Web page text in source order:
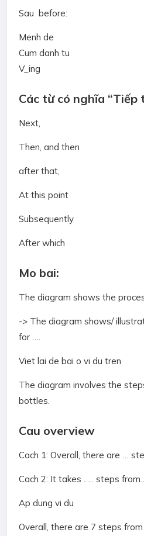
Sau before:
Menh de
Cum danh tu
V_ing
Các từ có nghĩa “Tiếp
Next,
Then, and then
after that,
At this point
Subsequently
After which
Mo bai:
The diagram shows the
-> The diagram shows/
for ….
Viet lai de bai o vi du tren
The diagram involves the
bottles.
Cau overview
Cach 1: Overall, there are …
Cach 2: It takes ….. steps
Ap dung vi du
Overall, there are 7 steps